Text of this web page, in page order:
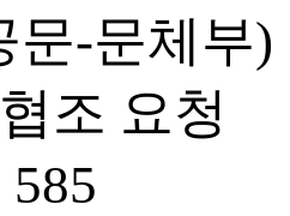
문-문체부
조 요청